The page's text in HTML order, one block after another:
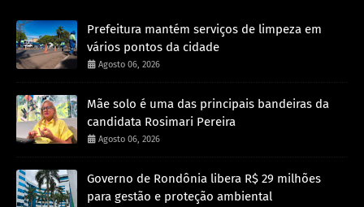
Prefeitura mantém serviços de limpeza em
vários pontos da cidade
Agosto 06, 2026
Mãe solo é uma das principais bandeiras da
candidata Rosimari Pereira
Agosto 06, 2026
Governo de Rondônia libera R$ 29 milhões
para gestão e proteção ambiental